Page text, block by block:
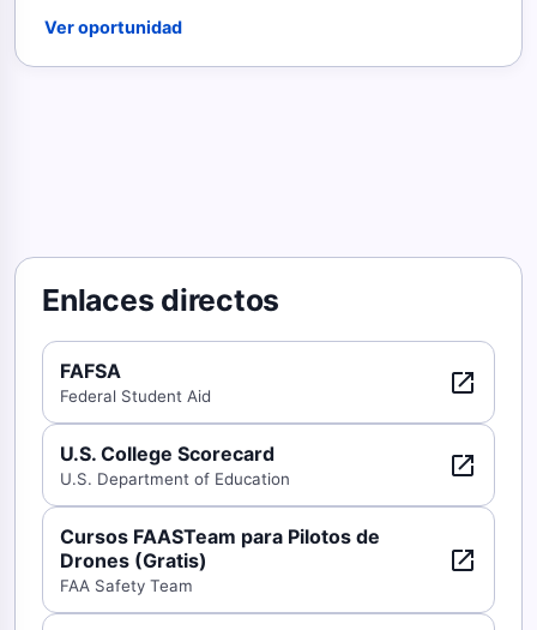
Ver oportunidad
Enlaces directos
FAFSA
Federal Student Aid open_in_new
U.S. College Scorecard
U.S. Department of Education open_in_new
Cursos FAASTeam para Pilotos de
Drones (Gratis)
FAA Safety Team
open_in_new